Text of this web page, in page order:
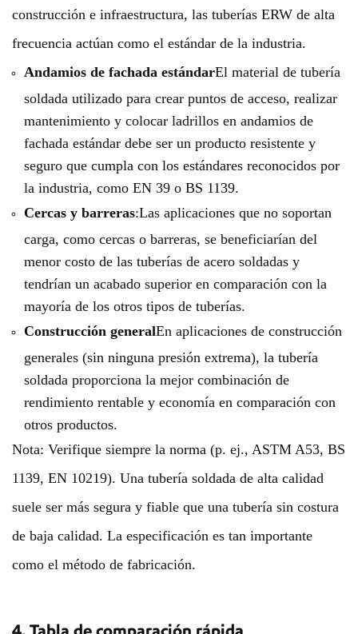
construcción e infraestructura, las tuberías ERW de alta
frecuencia actúan como el estándar de la industria.
Andamios de fachada estándarEl material de tubería
soldada utilizado para crear puntos de acceso, realizar
mantenimiento y colocar ladrillos en andamios de
fachada estándar debe ser un producto resistente y
seguro que cumpla con los estándares reconocidos por
la industria, como EN 39 o BS 1139.
Cercas y barreras:Las aplicaciones que no soportan
carga, como cercas o barreras, se beneficiarían del
menor costo de las tuberías de acero soldadas y
tendrían un acabado superior en comparación con la
mayoría de los otros tipos de tuberías.
Construcción generalEn aplicaciones de construcción
generales (sin ninguna presión extrema), la tubería
soldada proporciona la mejor combinación de
rendimiento rentable y economía en comparación con
otros productos.
Nota: Verifique siempre la norma (p. ej., ASTM A53, BS
1139, EN 10219). Una tubería soldada de alta calidad
suele ser más segura y fiable que una tubería sin costura
de baja calidad. La especificación es tan importante
como el método de fabricación.